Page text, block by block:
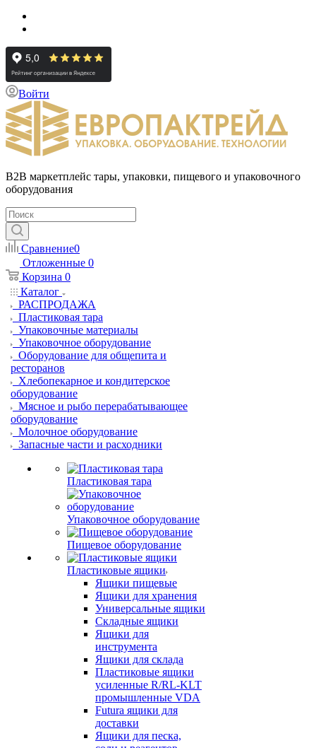
Войти
B2B маркетплейс тары, упаковки, пищевого и упаковочного
оборудования
Сравнение0
Отложенные 0
Корзина 0
Каталог
РАСПРОДАЖА
Пластиковая тара
Упаковочные материалы
Упаковочное оборудование
Оборудование для общепита и
ресторанов
Хлебопекарное и кондитерское
оборудование
Мясное и рыбо перерабатывающее
оборудование
Молочное оборудование
Запасные части и расходники
Пластиковая тара
Упаковочное оборудование
Пищевое оборудование
Пластиковые ящики
Ящики пищевые
Ящики для хранения
Универсальные ящики
Складные ящики
Ящики для
инструмента
Ящики для склада
Пластиковые ящики
усиленные R/RL-KLT
промышленные VDA
Futura ящики для
доставки
Ящики для песка,